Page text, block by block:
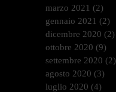
marzo 2021 (2)
gennaio 2021 (2)
dicembre 2020 (2)
ottobre 2020 (9)
settembre 2020 (2)
agosto 2020 (3)
luglio 2020 (4)